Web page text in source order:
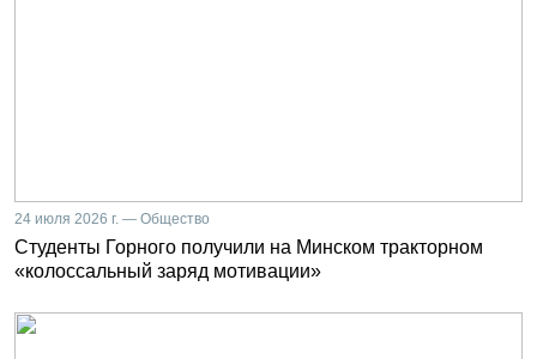
24 июля 2026 г. — Общество
Студенты Горного получили на Минском тракторном
«колоссальный заряд мотивации»